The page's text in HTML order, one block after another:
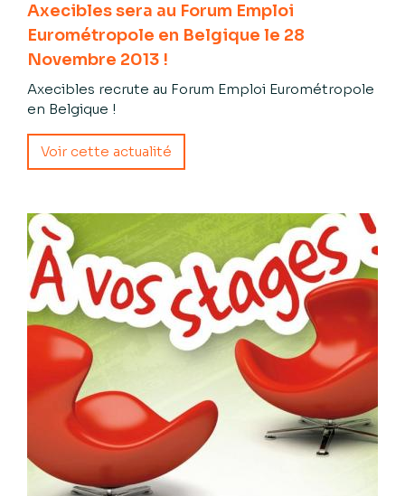
Axecibles sera au Forum Emploi
Eurométropole en Belgique le 28
Novembre 2013 !
Axecibles recrute au Forum Emploi Eurométropole
en Belgique !
Voir cette actualité